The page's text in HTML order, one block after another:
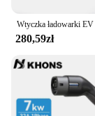
280,59zł